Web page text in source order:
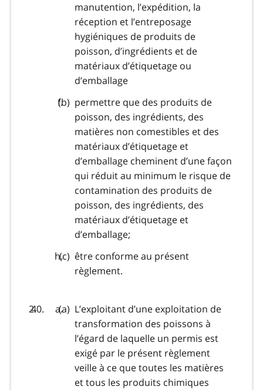
manutention, l’expédition, la
réception et l’entreposage
hygiéniques de produits de
poisson, d’ingrédients et de
matériaux d’étiquetage ou
d’emballage
permettre que des produits de
poisson, des ingrédients, des
matières non comestibles et des
matériaux d’étiquetage et
d’emballage cheminent d’une façon
qui réduit au minimum le risque de
contamination des produits de
poisson, des ingrédients, des
matériaux d’étiquetage et
d’emballage;
être conforme au présent
règlement.
L’exploitant d’une exploitation de
transformation des poissons à
l’égard de laquelle un permis est
exigé par le présent règlement
veille à ce que toutes les matières
et tous les produits chimiques